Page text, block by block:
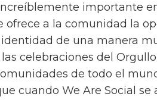
importante
ofrece a la comunidad la
de una manera
celebraciones del
de todo el
cuando We Are Social